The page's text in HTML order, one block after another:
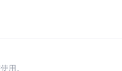
用。